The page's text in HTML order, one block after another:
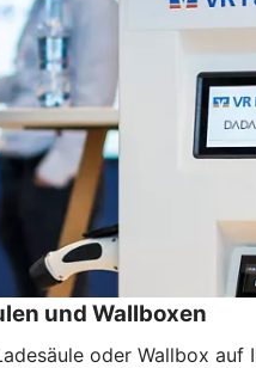
und Wallboxen
oder Wallbox auf